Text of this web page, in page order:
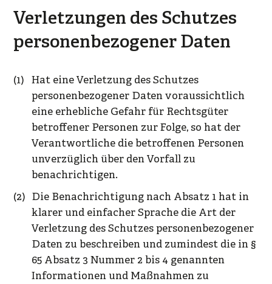
Verletzungen des Schutzes
personenbezogener Daten
Hat eine Verletzung des Schutzes
personenbezogener Daten voraussichtlich
eine erhebliche Gefahr für Rechtsgüter
betroffener Personen zur Folge, so hat der
Verantwortliche die betroffenen Personen
unverzüglich über den Vorfall zu
benachrichtigen.
Die Benachrichtigung nach Absatz 1 hat in
klarer und einfacher Sprache die Art der
Verletzung des Schutzes personenbezogener
Daten zu beschreiben und zumindest die in §
65 Absatz 3 Nummer 2 bis 4 genannten
Informationen und Maßnahmen zu